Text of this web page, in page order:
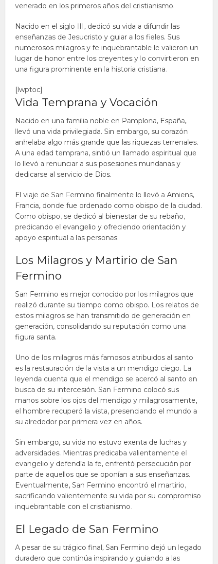
venerado en los primeros años del cristianismo.
Nacido en el siglo III, dedicó su vida a difundir las
enseñanzas de Jesucristo y guiar a los fieles. Sus
numerosos milagros y fe inquebrantable le valieron un
lugar de honor entre los creyentes y lo convirtieron en
una figura prominente en la historia cristiana.
[lwptoc]
Vida Temprana y Vocación
Nacido en una familia noble en Pamplona, España,
llevó una vida privilegiada. Sin embargo, su corazón
anhelaba algo más grande que las riquezas terrenales.
A una edad temprana, sintió un llamado espiritual que
lo llevó a renunciar a sus posesiones mundanas y
dedicarse al servicio de Dios.
El viaje de San Fermino finalmente lo llevó a Amiens,
Francia, donde fue ordenado como obispo de la ciudad.
Como obispo, se dedicó al bienestar de su rebaño,
predicando el evangelio y ofreciendo orientación y
apoyo espiritual a las personas.
Los Milagros y Martirio de San
Fermino
San Fermino es mejor conocido por los milagros que
realizó durante su tiempo como obispo. Los relatos de
estos milagros se han transmitido de generación en
generación, consolidando su reputación como una
figura santa.
Uno de los milagros más famosos atribuidos al santo
es la restauración de la vista a un mendigo ciego. La
leyenda cuenta que el mendigo se acercó al santo en
busca de su intercesión. San Fermino colocó sus
manos sobre los ojos del mendigo y milagrosamente,
el hombre recuperó la vista, presenciando el mundo a
su alrededor por primera vez en años.
Sin embargo, su vida no estuvo exenta de luchas y
adversidades. Mientras predicaba valientemente el
evangelio y defendía la fe, enfrentó persecución por
parte de aquellos que se oponían a sus enseñanzas.
Eventualmente, San Fermino encontró el martirio,
sacrificando valientemente su vida por su compromiso
inquebrantable con el cristianismo.
El Legado de San Fermino
A pesar de su trágico final, San Fermino dejó un legado
duradero que continúa inspirando y guiando a las